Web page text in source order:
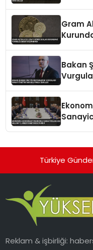
Gram
Bakan
Türkiye
Reklam & işbirliği: